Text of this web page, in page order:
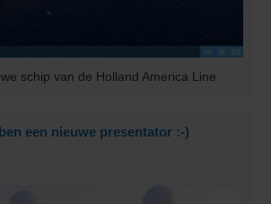
schip van de Holland America Line
een nieuwe presentator :-)